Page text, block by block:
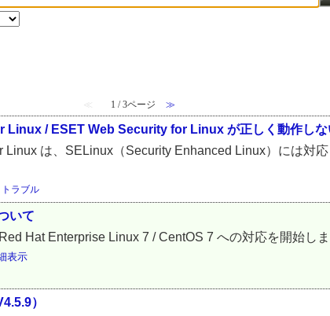
≪ 1 / 3ページ ≫
/ ESET Web Security for Linux が正しく動作しな
は、SELinux（Security Enhanced Linux）には対
トラブル
いて
Hat Enterprise Linux 7 / CentOS 7 への対応を開始し
表示
）